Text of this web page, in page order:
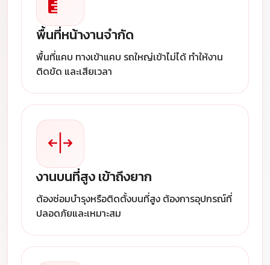
พื้นที่หน้างานจำกัด
พื้นที่แคบ ทางเข้าแคบ รถใหญ่เข้าไม่ได้ ทำให้งาน
ติดขัด และเสียเวลา
งานบนที่สูง เข้าถึงยาก
ต้องซ่อมบำรุงหรือติดตั้งบนที่สูง ต้องการอุปกรณ์ที่
ปลอดภัยและเหมาะสม